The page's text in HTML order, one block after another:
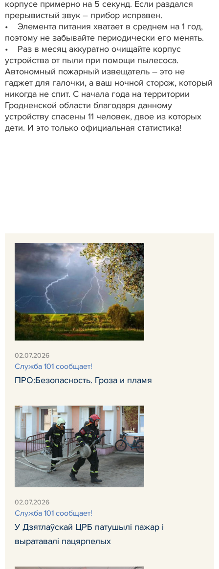
корпусе примерно на 5 секунд. Если раздался
прерывистый звук – прибор исправен.
• Элемента питания хватает в среднем на 1 год,
поэтому не забывайте периодически его менять.
• Раз в месяц аккуратно очищайте корпус
устройства от пыли при помощи пылесоса.
Автономный пожарный извещатель – это не
гаджет для галочки, а ваш ночной сторож, который
никогда не спит. С начала года на территории
Гродненской области благодаря данному
устройству спасены 11 человек, двое из которых
дети. И это только официальная статистика!
02.07.2026
Служба 101 сообщает!
ПРО:Безопасность. Гроза и пламя
02.07.2026
Служба 101 сообщает!
У Дзятлаўскай ЦРБ патушылі пажар і
выратавалі пацярпелых